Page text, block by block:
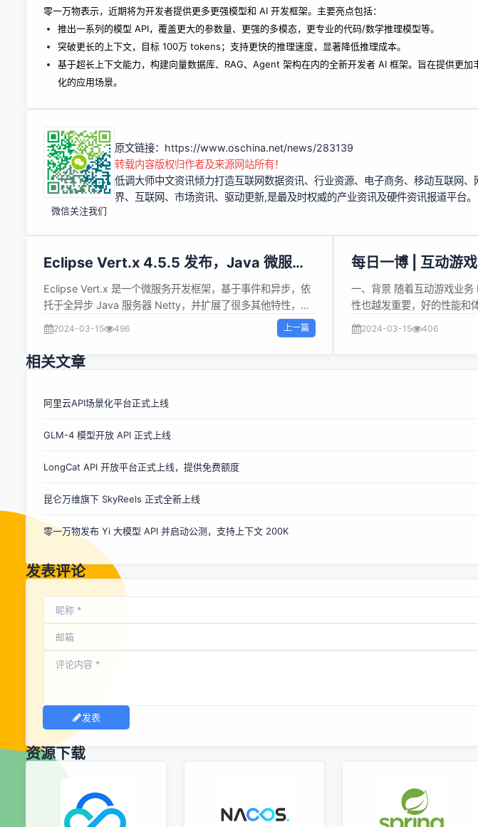
零一万物表示，近期将为开发者提供更多更强模型和 AI 开发框架。主要亮点包括：
推出一系列的模型 API，覆盖更大的参数量、更强的多模态，更专业的代码/数学推理模型等。
突破更长的上下文，目标 100万 tokens；支持更快的推理速度，显著降低推理成本。
基于超长上下文能力，构建向量数据库、RAG、Agent 架构在内的全新开发者 AI 框架。旨在提供更加
化的应用场景。
微信关注我们
原文链接： https://www.oschina.net/news/283139
转载内容版权归作者及来源网站所有！
低调大师中文资讯倾力打造互联网数据资讯、行业资源、电子商务、移动互联网
界、互联网、市场资讯、驱动更新,是最及时权威的产业资讯及硬件资讯报道平台。
Eclipse Vert.x 4.5.5 发布，Java 微服务
开发框架
Eclipse Vert.x 是一个微服务开发框架，基于事件和异步，依
托于全异步 Java 服务器 Netty，并扩展了很多其他特性，以
其轻量、高性能、支持多语言开发而备受开发者青睐。
Eclipse Vert.x 版本 4.5.5 现已发布。一些弃用和破坏性变更
包括： Vert.x Core 弃用 Buffer#toJson，转而使用
Buffer#toJsonValue https://github.com/eclipse-
JsonValue，因为toJson实际上是数据对象用来将数据对象转
base64 表示，而不是解析内容并提供适当的 JSON 值映射。
value = buffer.toJsonValue(); 更多详情可查看 4.5.5发行说
2024-03-15 496 上一篇
每日一博 | 互动游
化做到 TOP 级别
一、背景 随着互动游戏业
性也越发重要，好的性能和
也可以增加用户对于互动游
存在首屏渲染速度慢、打开
升首屏渲染速度39%。 首
后，大小减少69%。 二、
时，得到视觉上的反馈，
得到一些界面反馈。 三、
户也可能并不知道这块区
2024-03-15 406
相关文章
阿里云API场景化平台正式上线
GLM-4 模型开放 API 正式上线
LongCat API 开放平台正式上线，提供免费额度
昆仑万维旗下 SkyReels 正式全新上线
零一万物发布 Yi 大模型 API 并启动公测，支持上下文 200K
发表评论
发表
资源下载